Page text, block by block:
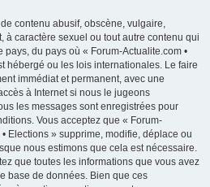
contenu abusif, obscène, vulgaire,
à caractère sexuel ou tout autre contenu qui
du pays où « Forum-Actualite.com •
hébergé ou les lois internationales. Le faire
immédiat et permanent, avec une
à Internet si nous le jugeons
les messages sont enregistrées pour
Vous acceptez que « Forum-
Elections » supprime, modifie, déplace ou
nous estimons que cela est nécessaire.
que toutes les informations que vous avez
base de données. Bien que ces